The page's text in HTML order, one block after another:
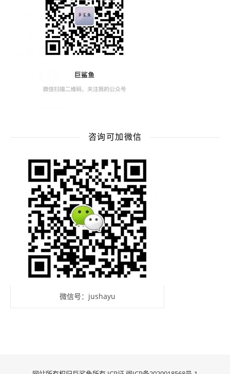
咨询可加微信
微信号：jushayu